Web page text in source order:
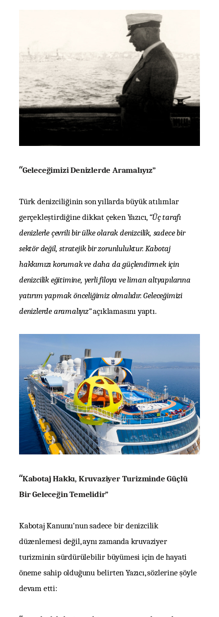
“Geleceğimizi Denizlerde Aramalıyız”
Türk denizciliğinin son yıllarda büyük atılımlar
gerçekleştirdiğine dikkat çeken Yazıcı, “Üç tarafı
denizlerle çevrili bir ülke olarak denizcilik, sadece bir
sektör değil, stratejik bir zorunluluktur. Kabotaj
hakkımızı korumak ve daha da güçlendirmek için
denizcilik eğitimine, yerli filoya ve liman altyapılarına
yatırım yapmak önceliğimiz olmalıdır. Geleceğimizi
denizlerde aramalıyız”açıklamasını yaptı.
“Kabotaj Hakkı, Kruvaziyer Turizminde Güçlü
Bir Geleceğin Temelidir”
Kabotaj Kanunu’nun sadece bir denizcilik
düzenlemesi değil, aynı zamanda kruvaziyer
turizminin sürdürülebilir büyümesi için de hayati
öneme sahip olduğunu belirten Yazıcı, sözlerine şöyle
devam etti: